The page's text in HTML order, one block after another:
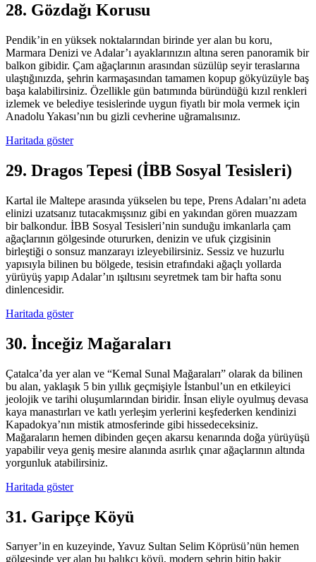
28. Gözdağı Korusu
Pendik’in en yüksek noktalarından birinde yer alan bu koru,
Marmara Denizi ve Adalar’ı ayaklarınızın altına seren panoramik bir
balkon gibidir. Çam ağaçlarının arasından süzülüp seyir teraslarına
ulaştığınızda, şehrin karmaşasından tamamen kopup gökyüzüyle baş
başa kalabilirsiniz. Özellikle gün batımında büründüğü kızıl renkleri
izlemek ve belediye tesislerinde uygun fiyatlı bir mola vermek için
Anadolu Yakası’nın bu gizli cevherine uğramalısınız.
Haritada göster
29. Dragos Tepesi (İBB Sosyal Tesisleri)
Kartal ile Maltepe arasında yükselen bu tepe, Prens Adaları’nı adeta
elinizi uzatsanız tutacakmışsınız gibi en yakından gören muazzam
bir balkondur. İBB Sosyal Tesisleri’nin sunduğu imkanlarla çam
ağaçlarının gölgesinde otururken, denizin ve ufuk çizgisinin
birleştiği o sonsuz manzarayı izleyebilirsiniz. Sessiz ve huzurlu
yapısıyla bilinen bu bölgede, tesisin etrafındaki ağaçlı yollarda
yürüyüş yapıp Adalar’ın ışıltısını seyretmek tam bir hafta sonu
dinlencesidir.
Haritada göster
30. İnceğiz Mağaraları
Çatalca’da yer alan ve “Kemal Sunal Mağaraları” olarak da bilinen
bu alan, yaklaşık 5 bin yıllık geçmişiyle İstanbul’un en etkileyici
jeolojik ve tarihi oluşumlarından biridir. İnsan eliyle oyulmuş devasa
kaya manastırları ve katlı yerleşim yerlerini keşfederken kendinizi
Kapadokya’nın mistik atmosferinde gibi hissedeceksiniz.
Mağaraların hemen dibinden geçen akarsu kenarında doğa yürüyüşü
yapabilir veya geniş mesire alanında asırlık çınar ağaçlarının altında
yorgunluk atabilirsiniz.
Haritada göster
31. Garipçe Köyü
Sarıyer’in en kuzeyinde, Yavuz Sultan Selim Köprüsü’nün hemen
gölgesinde yer alan bu balıkçı köyü, modern şehrin bitip bakir